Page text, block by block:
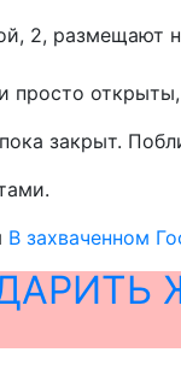
2,
просто
закрыт.
В захваченном